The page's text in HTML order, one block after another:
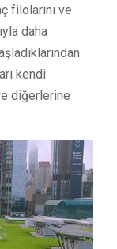
filolarını ve
daha
kendi
diğerlerine